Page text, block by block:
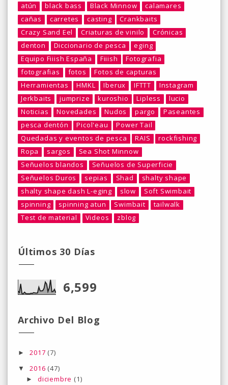
atún
black bass Black Minnow
calamares
cañas
carretes casting
Crankbaits
Crazy Sand Eel
Criaturas de vinilo
Crónicas
denton
Diccionario de pesca
eging
Equipo Fiiish España
Fiiish
Fotografia
fotografias
fotos
Fotos de capturas
Herramientas
HMKL Iberux IFTTT
Instagram
Jerkbaits
jumprize kuroshio Lipless
lucio
Noticias
Novedades Nudos pargo
Paseantes
pesca dentón
Picol'eau
Power Tail
Quedadas y eventos de pesca
RAIS
rockfishing
Ropa
sargos
Sea Shot Minnow
Señuelos blandos
Señuelos de Superficie
Señuelos Duros
sepias Shad
shalty shape
shalty shape dash L-eging
slow
Soft Swimbait
spinning
spinning atun Swimbait
tailwalk
Test de material
Videos zblog
Últimos 30 Días
6,599
Archivo Del Blog
►2017 (7)
▼2016 (47)
► diciembre (1)